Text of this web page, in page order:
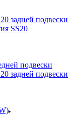
задней подвески
SS20
подвески
задней подвески